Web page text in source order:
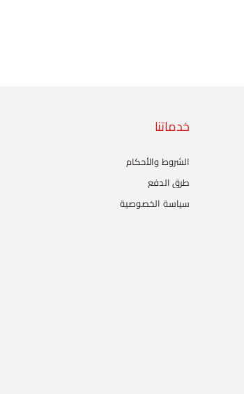
خدماتنا
الشروط والأحكام
طرق الدفع
سياسة الخصوصية